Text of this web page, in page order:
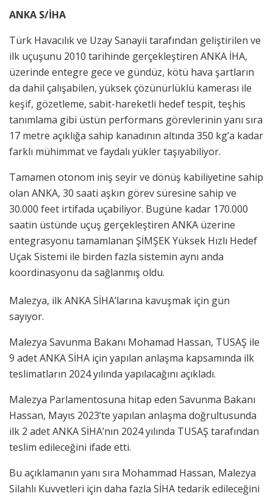
ANKA S/İHA
Türk Havacılık ve Uzay Sanayii tarafından geliştirilen ve
ilk uçuşunu 2010 tarihinde gerçekleştiren ANKA İHA,
üzerinde entegre gece ve gündüz, kötü hava şartların
da dahil çalışabilen, yüksek çözünürlüklü kamerası ile
keşif, gözetleme, sabit-hareketli hedef tespit, teşhis
tanımlama gibi üstün performans görevlerinin yanı sıra
17 metre açıklığa sahip kanadının altında 350 kg’a kadar
farklı mühimmat ve faydalı yükler taşıyabiliyor.
Tamamen otonom iniş seyir ve dönüş kabiliyetine sahip
olan ANKA, 30 saati aşkın görev süresine sahip ve
30.000 feet irtifada uçabiliyor. Bugüne kadar 170.000
saatin üstünde uçuş gerçekleştiren ANKA üzerine
entegrasyonu tamamlanan ŞİMŞEK Yüksek Hızlı Hedef
Uçak Sistemi ile birden fazla sistemin aynı anda
koordinasyonu da sağlanmış oldu.
Malezya, ilk ANKA SİHA’larına kavuşmak için gün
sayıyor.
Malezya Savunma Bakanı Mohamad Hassan, TUSAŞ ile
9 adet ANKA SİHA için yapılan anlaşma kapsamında ilk
teslimatların 2024 yılında yapılacağını açıkladı.
Malezya Parlamentosuna hitap eden Savunma Bakanı
Hassan, Mayıs 2023’te yapılan anlaşma doğrultusunda
ilk 2 adet ANKA SİHA’nın 2024 yılında TUSAŞ tarafından
teslim edileceğini ifade etti.
Bu açıklamanın yanı sıra Mohammad Hassan, Malezya
Silahlı Kuvvetleri için daha fazla SİHA tedarik edileceğini